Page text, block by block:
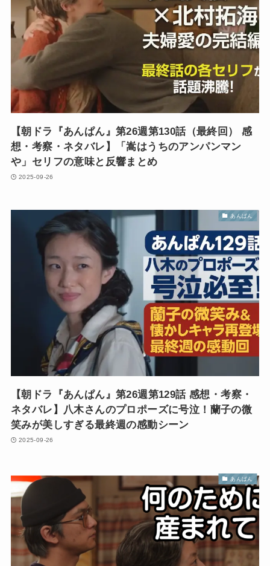
【朝ドラ『あんぱん』第26週第130話（最終回） 感
想・考察・ネタバレ】「嵩はうちのアンパンマン
や」セリフの意味と反響まとめ
2025-09-26
あんぱん
【朝ドラ『あんぱん』第26週第129話 感想・考察・
ネタバレ】八木さんのプロポーズに号泣！蘭子の微
笑みが美しすぎる最終週の感動シーン
2025-09-26
あんぱん